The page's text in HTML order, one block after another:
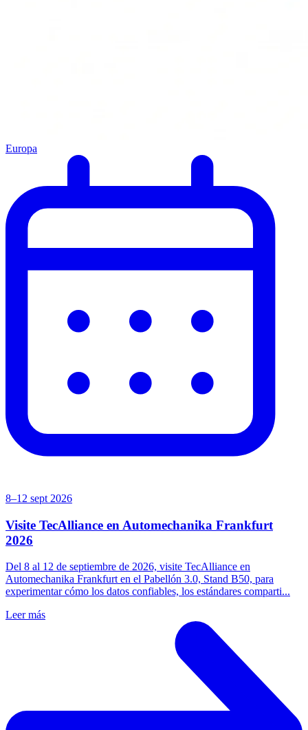
Europa
8–12 sept 2026
Visite TecAlliance en Automechanika Frankfurt
2026
Del 8 al 12 de septiembre de 2026, visite TecAlliance en
Automechanika Frankfurt en el Pabellón 3.0, Stand B50, para
experimentar cómo los datos confiables, los estándares comparti...
Leer más